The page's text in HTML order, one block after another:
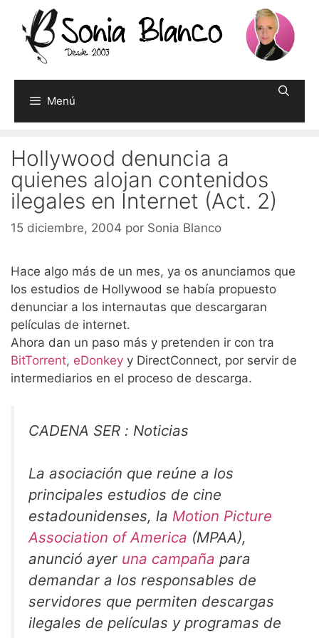
contenido
Menú
Hollywood denuncia a
quienes alojan contenidos
ilegales en Internet (Act. 2)
15 diciembre, 2004 por Sonia Blanco
Hace algo más de un mes, ya os anunciamos que
los estudios de Hollywood se había propuesto
denunciar a los internautas que descargaran
películas de internet.
Ahora dan un paso más y pretenden ir con tra
BitTorrent, eDonkey y DirectConnect, por servir de
intermediarios en el proceso de descarga.
CADENA SER : Noticias
La asociación que reúne a los
principales estudios de cine
estadounidenses, la Motion Picture
Association of America (MPAA),
anunció ayer una campaña para
demandar a los responsables de
servidores que permiten descargas
ilegales de películas y programas de